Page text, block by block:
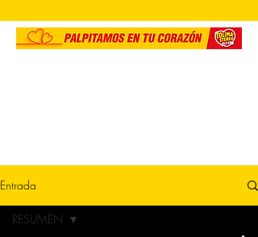
Entrada
RESUMEN